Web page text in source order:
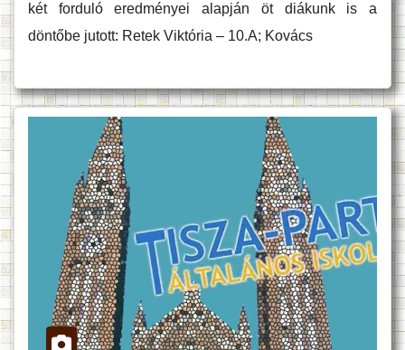
két forduló eredményei alapján öt diákunk is a
döntőbe jutott: Retek Viktória – 10.A; Kovács